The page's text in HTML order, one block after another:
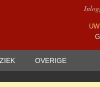
OVERIGE